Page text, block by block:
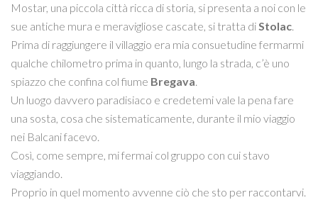
Mostar, una piccola città ricca di storia, si presenta a noi con le
sue antiche mura e meravigliose cascate, si tratta diStolac.
Prima di raggiungere il villaggio era mia consuetudine fermarmi
qualche chilometro prima in quanto, lungo la strada, c’è uno
spiazzo che confina col fiume Bregava.
Un luogo davvero paradisiaco e credetemi vale la pena fare
una sosta, cosa che sistematicamente, durante il mio viaggio
nei Balcani facevo.
Così, come sempre, mi fermai col gruppo con cui stavo
viaggiando.
Proprio in quel momento avvenne ciò che sto per raccontarvi.